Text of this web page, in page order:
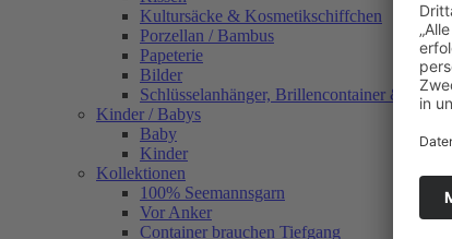
Kultursäcke & Kosmetikschiffchen
Porzellan / Bambus
Papeterie
Bilder
Schlüsselanhänger, Brillencontainer & mehr
Kinder / Babys
Baby
Kinder
Kollektionen
100% Seemannsgarn
Vor Anker
Container brauchen Tiefgang